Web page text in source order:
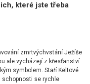
které jste třeba
zmrtvýchvstání Ježíše
ale vycházejí z křesťanství.
symbolem. Staří Keltové
schopnosti se rychle